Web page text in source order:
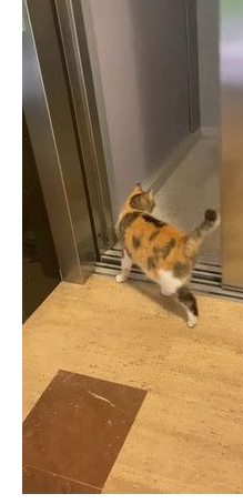
IT製品の技術・比較・事例
製造業のIT導入・活用を支援
モノづくり技術者専門サイト
エレクトロニクス専門サイト
電子設計の基本と応用
エネルギーの専門メディア
建設×テクノロジーの最前線
ちょっと気になるネットの話題